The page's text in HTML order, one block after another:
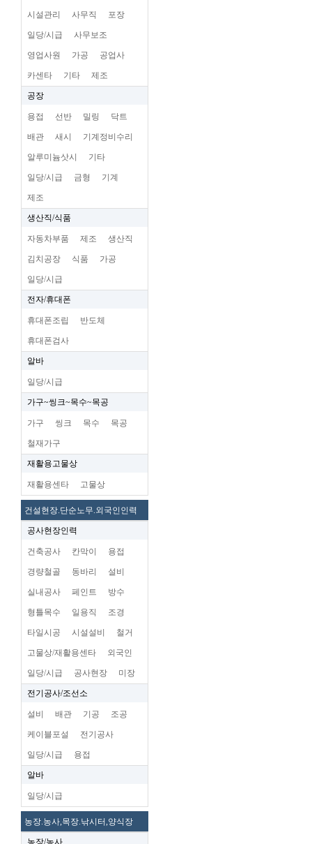
시설관리 사무직 포장
일당/시급 사무보조
영업사원 가공 공업사
카센타 기타 제조
공장
용접 선반 밀링 닥트
배관 새시 기계정비수리
알루미늄삿시 기타
일당/시급 금형 기계
제조
생산직/식품
자동차부품 제조 생산직
김치공장 식품 가공
일당/시급
전자/휴대폰
휴대폰조립 반도체
휴대폰검사
알바
일당/시급
가구~씽크~목수~목공
가구 씽크 목수 목공
철재가구
재활용고물상
재활용센타 고물상
건설현장.단순노무.외국인인력
공사현장인력
건축공사 칸막이 용접
경량철골 동바리 설비
실내공사 페인트 방수
형틀목수 일용직 조경
타일시공 시설설비 철거
고물상/재활용센타 외국인
일당/시급 공사현장 미장
전기공사/조선소
설비 배관 기공 조공
케이블포설 전기공사
일당/시급 용접
알바
일당/시급
농장.농사,목장.낚시터,양식장
농장/농사